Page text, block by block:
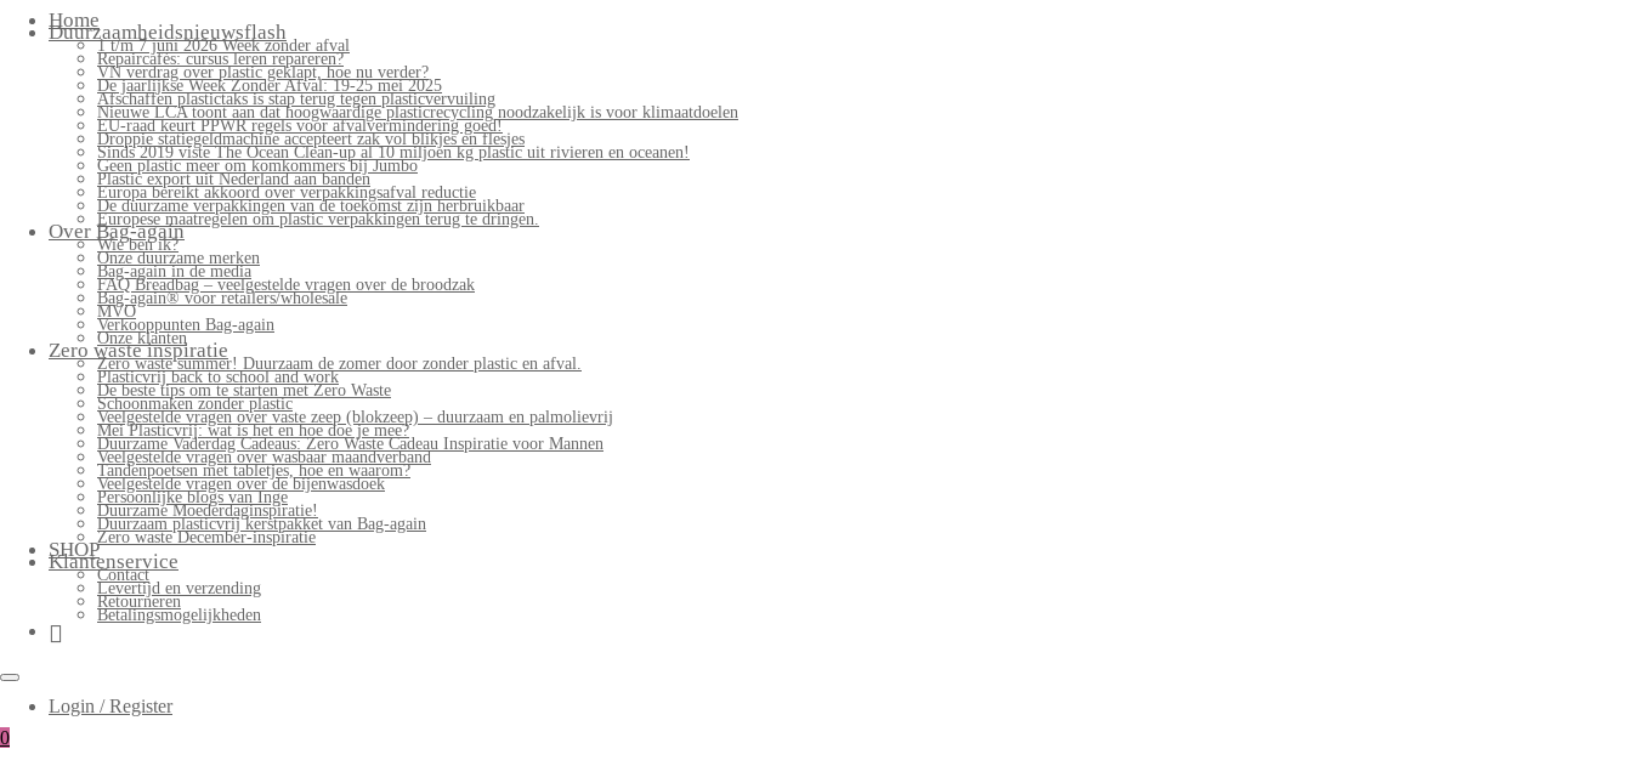
again
Primary
Menu Home
Duurzaamheidsnieuwsflash
1 t/m 7 juni 2026 Week zonder afval
Repaircafés: cursus leren repareren?
VN verdrag over plastic geklapt, hoe nu verder?
De jaarlijkse Week Zonder Afval: 19-25 mei 2025
Afschaffen plastictaks is stap terug tegen plasticvervuiling
Nieuwe LCA toont aan dat hoogwaardige plasticrecycling noodzakelijk is voor klimaatdoelen
EU-raad keurt PPWR regels voor afvalvermindering goed!
Droppie statiegeldmachine accepteert zak vol blikjes en flesjes
Sinds 2019 viste The Ocean Clean-up al 10 miljoen kg plastic uit rivieren en oceanen!
Geen plastic meer om komkommers bij Jumbo
Plastic export uit Nederland aan banden
Europa bereikt akkoord over verpakkingsafval reductie
De duurzame verpakkingen van de toekomst zijn herbruikbaar
Europese maatregelen om plastic verpakkingen terug te dringen.
Over Bag-again
Wie ben ik?
Onze duurzame merken
Bag-again in de media
FAQ Breadbag – veelgestelde vragen over de broodzak
Bag-again® voor retailers/wholesale
MVO
Verkooppunten Bag-again
Onze klanten
Zero waste inspiratie
Zero waste summer! Duurzaam de zomer door zonder plastic en afval.
Plasticvrij back to school and work
De beste tips om te starten met Zero Waste
Schoonmaken zonder plastic
Veelgestelde vragen over vaste zeep (blokzeep) – duurzaam en palmolievrij
Mei Plasticvrij: wat is het en hoe doe je mee?
Duurzame Vaderdag Cadeaus: Zero Waste Cadeau Inspiratie voor Mannen
Veelgestelde vragen over wasbaar maandverband
Tandenpoetsen met tabletjes, hoe en waarom?
Veelgestelde vragen over de bijenwasdoek
Persoonlijke blogs van Inge
Duurzame Moederdaginspiratie!
Duurzaam plasticvrij kerstpakket van Bag-again
Zero waste December-inspiratie
SHOP
Klantenservice
Contact
Levertijd en verzending
Retourneren
Betalingsmogelijkheden
Login / Register
0